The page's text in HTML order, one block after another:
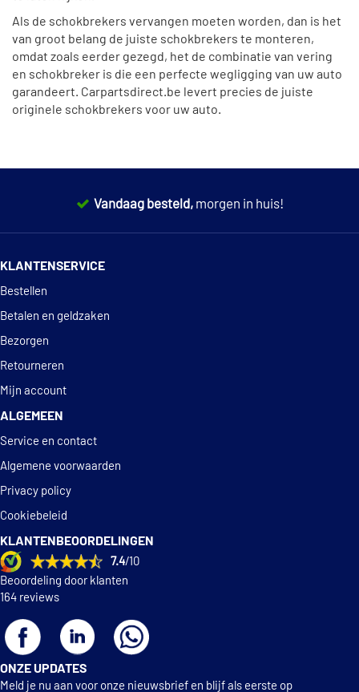
Als de schokbrekers vervangen moeten worden, dan is het
van groot belang de juiste schokbrekers te monteren,
omdat zoals eerder gezegd, het de combinatie van vering
en schokbreker is die een perfecte wegligging van uw auto
garandeert. Carpartsdirect.be levert precies de juiste
originele schokbrekers voor uw auto.
Vandaag besteld, morgen in huis!
KLANTENSERVICE
Bestellen
Betalen en geldzaken
Bezorgen
Retourneren
Mijn account
ALGEMEEN
Service en contact
Algemene voorwaarden
Privacy policy
Cookiebeleid
KLANTENBEOORDELINGEN
7.4/10
Beoordeling door klanten
164 reviews
ONZE UPDATES
Meld je nu aan voor onze nieuwsbrief en blijf als eerste op